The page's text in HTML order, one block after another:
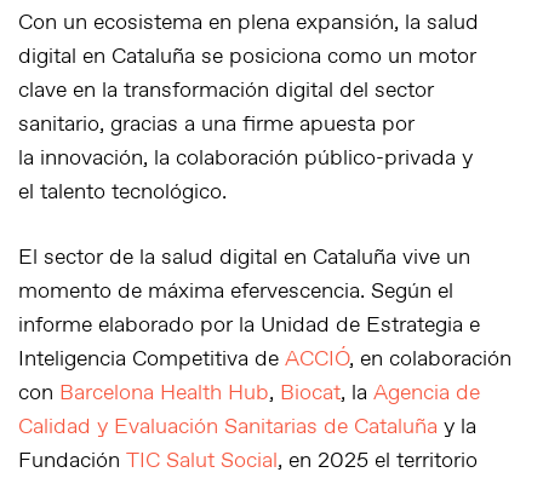
Con un ecosistema en plena expansión, la salud
digital en Cataluña se posiciona como un motor
clave en la transformación digital del sector
sanitario, gracias a una firme apuesta por
la innovación, la colaboración público-privada y
el talento tecnológico.
El sector de la salud digital en Cataluña vive un
momento de máxima efervescencia. Según el
informe elaborado por la Unidad de Estrategia e
Inteligencia Competitiva de ACCIÓ, en colaboración
con Barcelona Health Hub, Biocat, la Agencia de
Calidad y Evaluación Sanitarias de Cataluña y la
Fundación TIC Salut Social, en 2025 el territorio